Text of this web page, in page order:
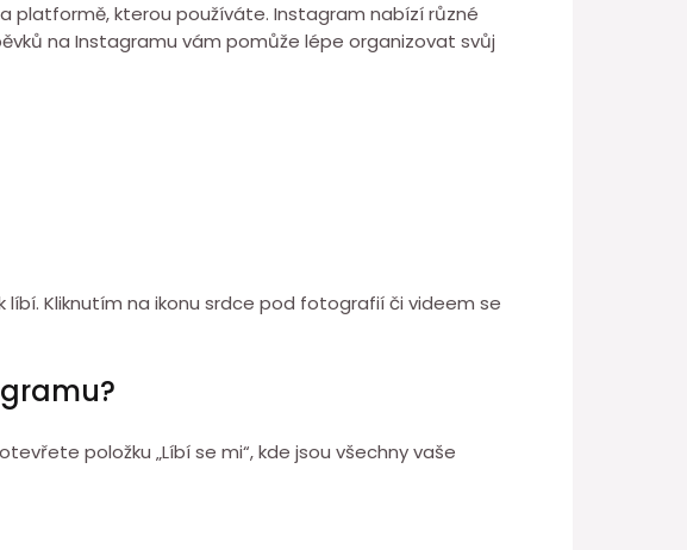
platformě, kterou používáte. Instagram nabízí různé
na Instagramu vám pomůže lépe organizovat svůj
líbí. Kliknutím na ikonu srdce pod fotografií či videem se
položku „Líbí se mi“, kde jsou všechny vaše